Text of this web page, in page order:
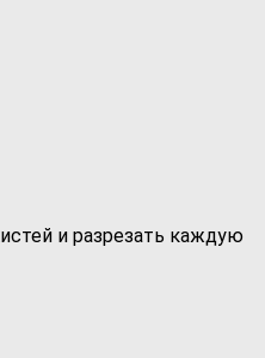
и разрезать каждую